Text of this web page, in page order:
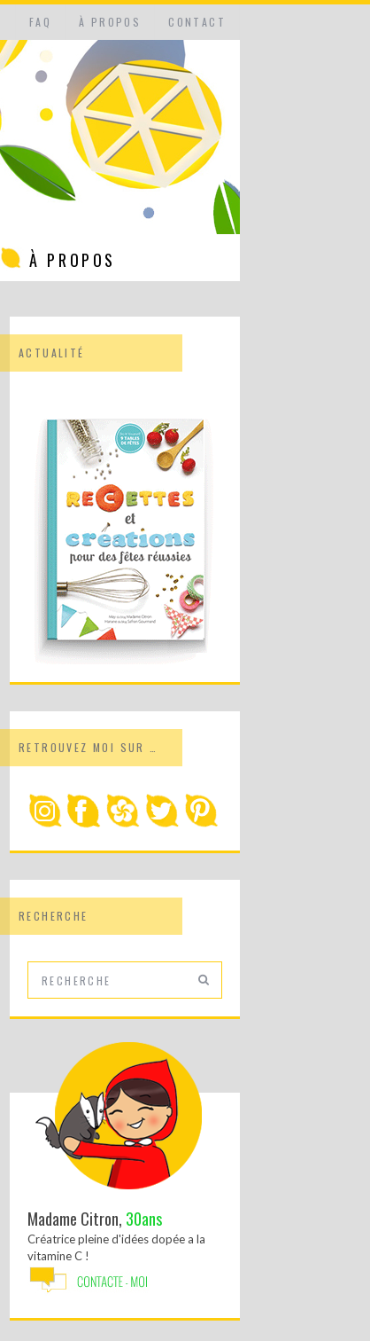
FAQ À PROPOS CONTACT
À PROPOS
ACTUALITÉ
RETROUVEZ MOI SUR …
RECHERCHE
Madame Citron, 30ans
Créatrice pleine d'idées dopée a la
vitamine C !